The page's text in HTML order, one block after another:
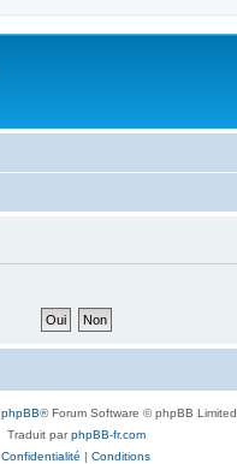
phpBB® Forum Software © phpBB Limited
Traduit parphpBB-fr.com
Confidentialité | Conditions